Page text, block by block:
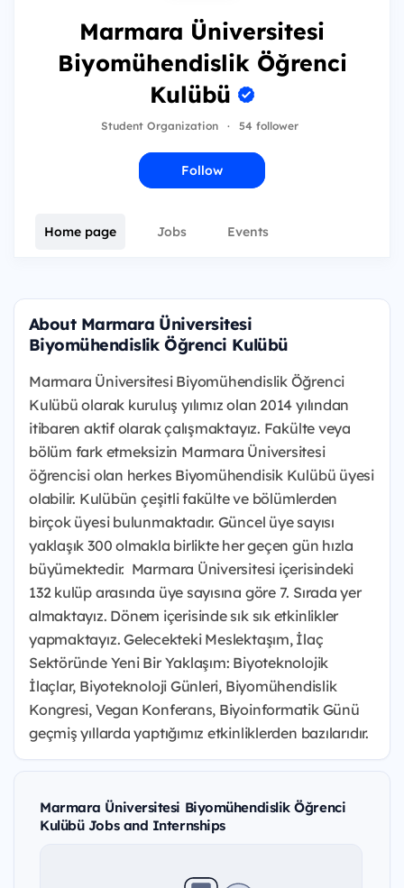
Marmara Üniversitesi
Biyomühendislik Öğrenci
Kulübü
Student Organization · 54 follower
Follow
Home page Jobs Events
About Marmara Üniversitesi
Biyomühendislik Öğrenci Kulübü
Marmara Üniversitesi Biyomühendislik Öğrenci
Kulübü olarak kuruluş yılımız olan 2014 yılından
itibaren aktif olarak çalışmaktayız. Fakülte veya
bölüm fark etmeksizin Marmara Üniversitesi
öğrencisi olan herkes Biyomühendisik Kulübü üyesi
olabilir. Kulübün çeşitli fakülte ve bölümlerden
birçok üyesi bulunmaktadır. Güncel üye sayısı
yaklaşık 300 olmakla birlikte her geçen gün hızla
büyümektedir. Marmara Üniversitesi içerisindeki
132 kulüp arasında üye sayısına göre 7. Sırada yer
almaktayız. Dönem içerisinde sık sık etkinlikler
yapmaktayız. Gelecekteki Meslektaşım, İlaç
Sektöründe Yeni Bir Yaklaşım: Biyoteknolojik
İlaçlar, Biyoteknoloji Günleri, Biyomühendislik
Kongresi, Vegan Konferans, Biyoinformatik Günü
geçmiş yıllarda yaptığımız etkinliklerden bazılarıdır.
Marmara Üniversitesi Biyomühendislik Öğrenci
Kulübü Jobs and Internships